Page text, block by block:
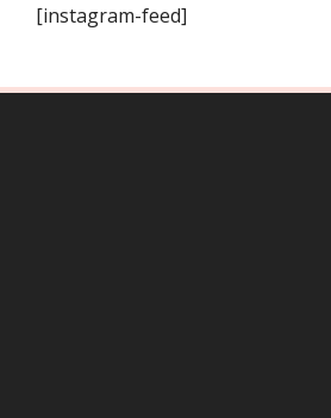
[instagram-feed]